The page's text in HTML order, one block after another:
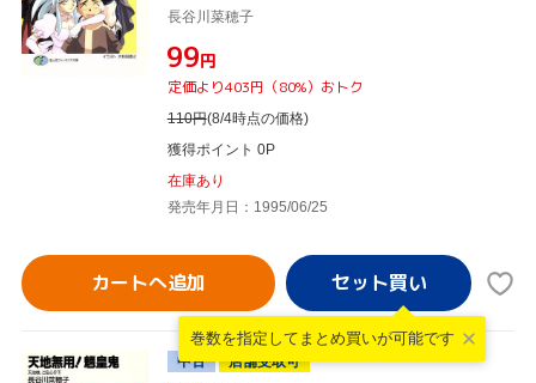
長谷川菜穂子
¥99円
定価より403円（80%）おトク
110円(8/4時点の価格)
獲得ポイント 0P
在庫あり
発売年月日：1995/06/25
カートへ追加
巻数を指定して まとめ買いが可能です
中古
店舗受取可